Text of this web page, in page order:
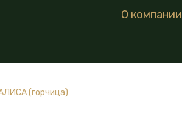
О компании
(горчица)